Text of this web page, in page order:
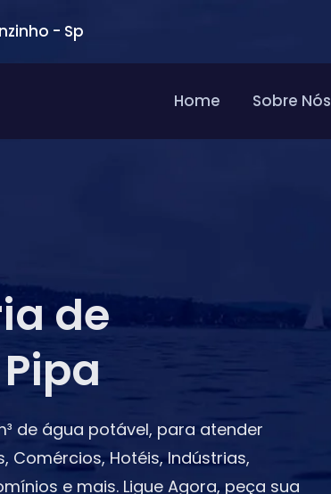
- Sp
Home Sobre Nós
de
de água potável, para atender
Comércios, Hotéis, Indústrias,
e mais. Ligue Agora, peça sua